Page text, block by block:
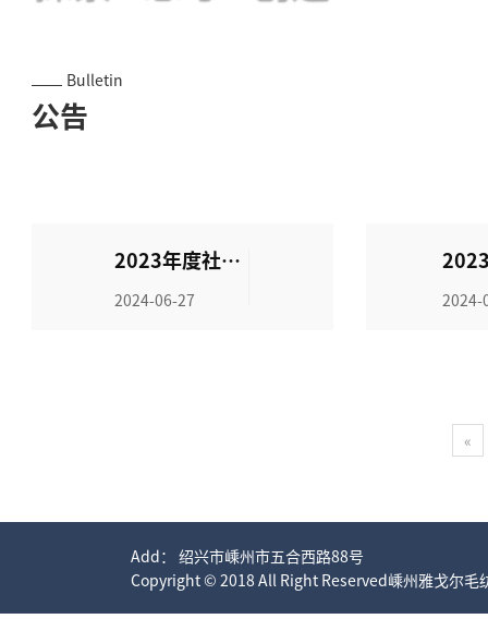
Bulletin
公告
2023年度社会
责任报告
2024-06-27
气体
告
2024-
«
Add： 绍兴市嵊州市五合西路88号
Copyright © 2018 All Right Reserved嵊州雅戈尔毛